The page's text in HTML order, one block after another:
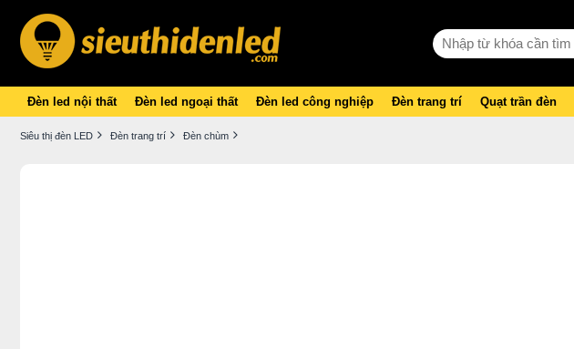
Đèn led nội thất Đèn led ngoại thất Đèn led công nghiệp Đèn trang trí Quạt trần đèn
Siêu thị đèn LED Đèn trang trí Đèn chùm